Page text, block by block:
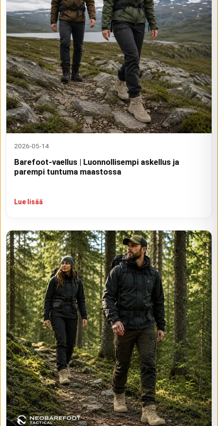
2026-05-14
Barefoot-vaellus | Luonnollisempi askellus ja
parempi tuntuma maastossa
Lue lisää